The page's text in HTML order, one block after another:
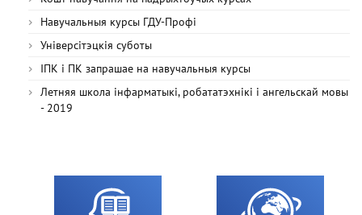
Навучальныя курсы ГДУ-Профі
Універсітэцкія суботы
ІПК і ПК запрашае на навучальныя курсы
Летняя школа інфарматыкі, робататэхнікі і ангельскай мовы
- 2019